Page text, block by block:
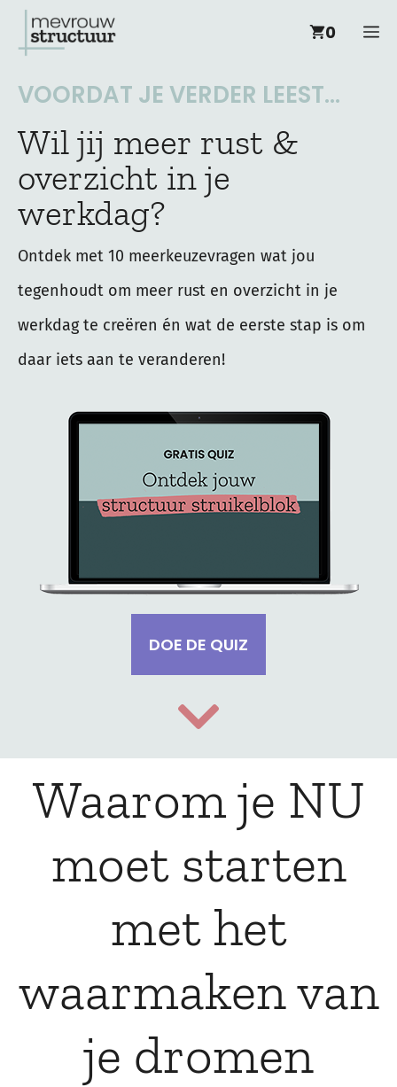
naar
0
VOORDAT JE VERDER LEEST...
Wil jij meer rust &
overzicht in je
werkdag?
Ontdek met 10 meerkeuzevragen wat jou
tegenhoudt om meer rust en overzicht in je
werkdag te creëren én wat de eerste stap is om
daar iets aan te veranderen!
DOE DE QUIZ
Waarom je NU
moet starten
met het
waarmaken van
je dromen